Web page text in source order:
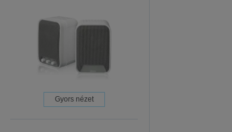
Gyors nézet